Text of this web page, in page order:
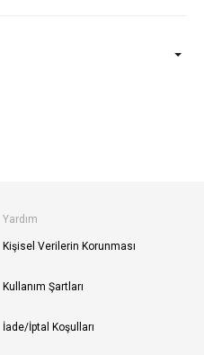
Yardım
Kişisel Verilerin Korunması
Kullanım Şartları
İade/İptal Koşulları